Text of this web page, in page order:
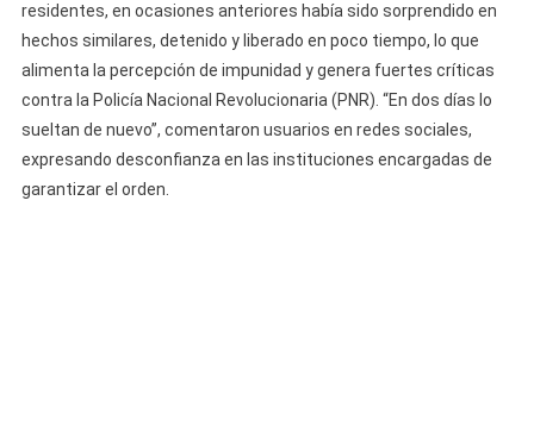
residentes, en ocasiones anteriores había sido sorprendido en
hechos similares, detenido y liberado en poco tiempo, lo que
alimenta la percepción de impunidad y genera fuertes críticas
contra la Policía Nacional Revolucionaria (PNR). “En dos días lo
sueltan de nuevo”, comentaron usuarios en redes sociales,
expresando desconfianza en las instituciones encargadas de
garantizar el orden.